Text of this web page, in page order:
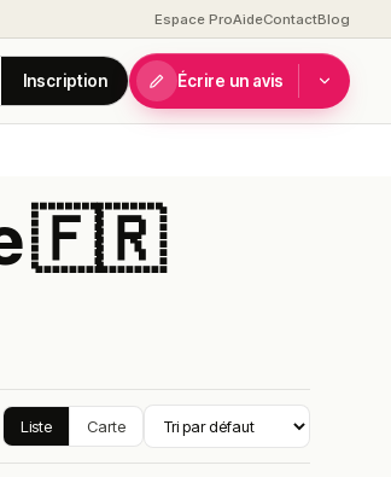
Espace ProAideContactBlog
Inscription Écrire un avis
🇫🇷
Liste Carte